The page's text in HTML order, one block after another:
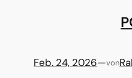
Feb. 24, 2026—von